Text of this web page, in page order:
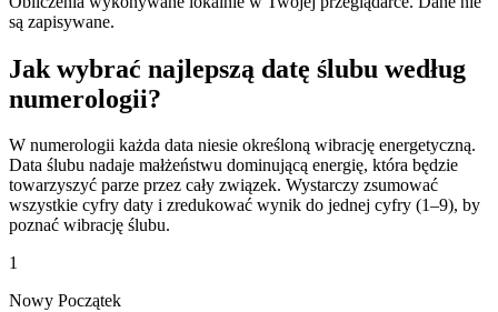
są zapisywane.
Jak wybrać najlepszą datę ślubu według
numerologii?
W numerologii każda data niesie określoną wibrację energetyczną.
Data ślubu nadaje małżeństwu dominującą energię, która będzie
towarzyszyć parze przez cały związek. Wystarczy zsumować
wszystkie cyfry daty i zredukować wynik do jednej cyfry (1–9), by
poznać wibrację ślubu.
1
Nowy Początek